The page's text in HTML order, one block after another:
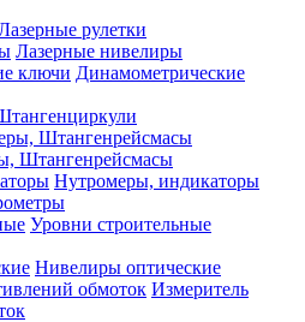
рулетки
Лазерные нивелиры
Динамометрические
Штангенрейсмасы
Нутромеры, индикаторы
Уровни строительные
Нивелиры оптические
Измеритель